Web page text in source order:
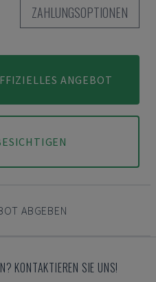
ZAHLUNGSOPTIONEN
ANGEBOT
ABGEBEN
KONTAKTIEREN SIE UNS!